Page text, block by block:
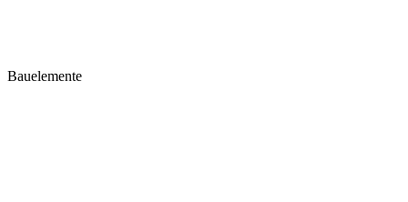
Bauelemente